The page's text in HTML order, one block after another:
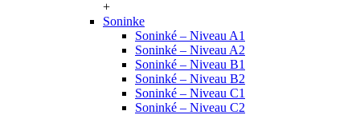
+
Soninke
Soninké – Niveau A1
Soninké – Niveau A2
Soninké – Niveau B1
Soninké – Niveau B2
Soninké – Niveau C1
Soninké – Niveau C2